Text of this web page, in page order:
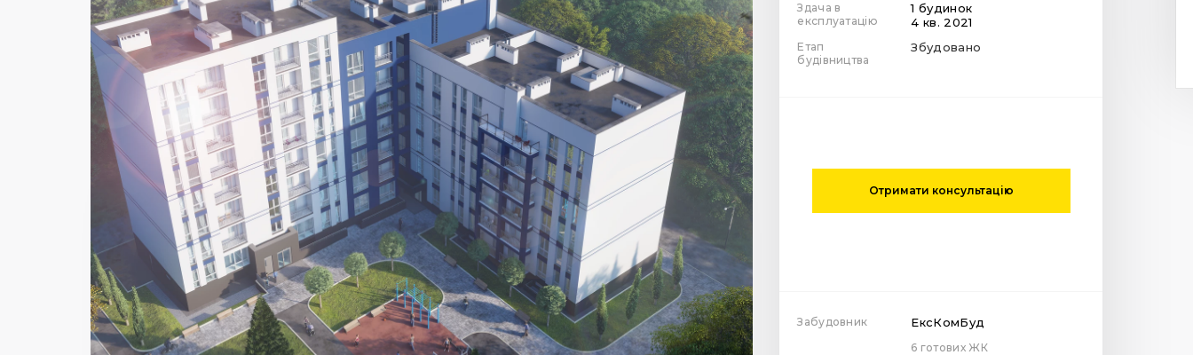
Здача в
експлуатацію
1 будинок
4 кв. 2021
Етап
будівництва
Збудовано
Отримати консультацію
Забудовник ЕксКомБуд
6 готових ЖК